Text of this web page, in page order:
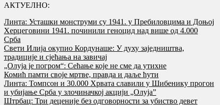
АКТУЕЛНО:
Линта: Усташки монструми су 1941. у Пребиловцима и Доњој
Херцеговини 1941. починили геноцид над више од 4.000
Срба
Свети Илија окупио Кордунаше: У духу заједништва,
традиције и сјећања на завичај
„Олуја је погром“: Сећање које не сме да утихне
Комић памти своје мртве, правда и даље ћути
Линта: Томпсон и 30.000 Хрвата славили у Шибенику прогон
и убијање Срба у злочиначкој акцији „Олуја”
Штрбац: Три деценије без одговорности за убиство девет